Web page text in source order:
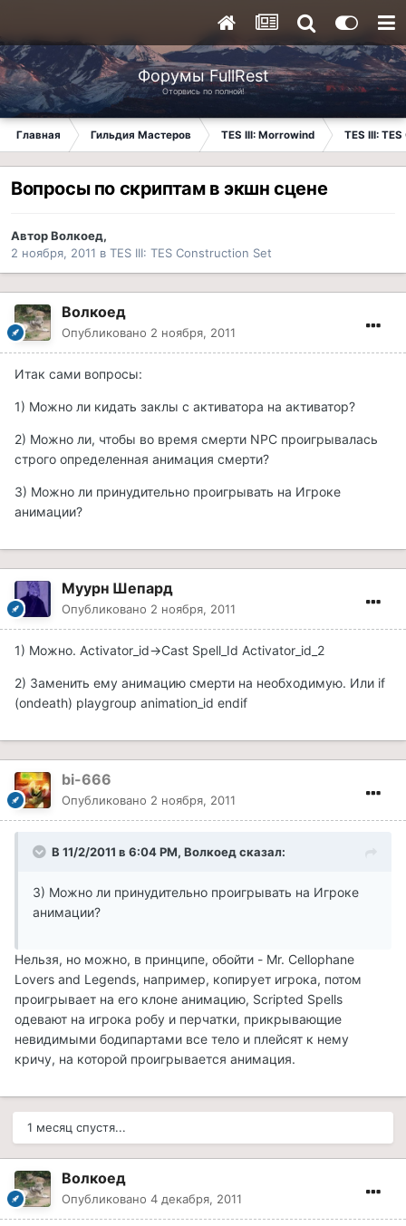
Форумы FullRest
Оторвись по полной!
Главная Гильдия Мастеров TES III: Morrowind TES III:
Вопросы по скриптам в экшн сцене
АвторВолкоед,
2 ноября, 2011 в TES III: TES Construction Set
Волкоед
Опубликовано 2 ноября, 2011
Итак сами вопросы:
1) Можно ли кидать заклы с активатора на активатор?
2) Можно ли, чтобы во время смерти NPC проигрывалась
строго определенная анимация смерти?
3) Можно ли принудительно проигрывать на Игроке
анимации?
Муурн Шепард
Опубликовано 2 ноября, 2011
1) Можно. Activator_id->Cast Spell_Id Activator_id_2
2) Заменить ему анимацию смерти на необходимую. Или if
(ondeath) playgroup animation_id endif
bi-666
Опубликовано 2 ноября, 2011
В 11/2/2011 в 6:04 PM, Волкоед сказал:
3) Можно ли принудительно проигрывать на Игроке
анимации?
Нельзя, но можно, в принципе, обойти - Mr. Cellophane
Lovers and Legends, например, копирует игрока, потом
проигрывает на его клоне анимацию, Scripted Spells
одевают на игрока робу и перчатки, прикрывающие
невидимыми бодипартами все тело и плейсят к нему
кричу, на которой проигрывается анимация.
1 месяц спустя...
Волкоед
Опубликовано 4 декабря, 2011